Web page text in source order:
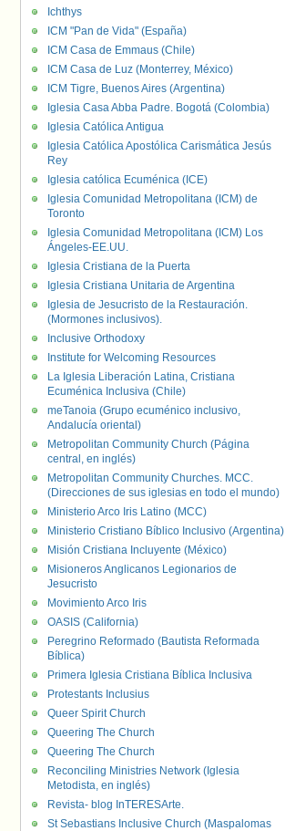
Ichthys
ICM "Pan de Vida" (España)
ICM Casa de Emmaus (Chile)
ICM Casa de Luz (Monterrey, México)
ICM Tigre, Buenos Aires (Argentina)
Iglesia Casa Abba Padre. Bogotá (Colombia)
Iglesia Católica Antigua
Iglesia Católica Apostólica Carismática Jesús
Rey
Iglesia católica Ecuménica (ICE)
Iglesia Comunidad Metropolitana (ICM) de
Toronto
Iglesia Comunidad Metropolitana (ICM) Los
Ángeles-EE.UU.
Iglesia Cristiana de la Puerta
Iglesia Cristiana Unitaria de Argentina
Iglesia de Jesucristo de la Restauración.
(Mormones inclusivos).
Inclusive Orthodoxy
Institute for Welcoming Resources
La Iglesia Liberación Latina, Cristiana
Ecuménica Inclusiva (Chile)
meTanoia (Grupo ecuménico inclusivo,
Andalucía oriental)
Metropolitan Community Church (Página
central, en inglés)
Metropolitan Community Churches. MCC.
(Direcciones de sus iglesias en todo el mundo)
Ministerio Arco Iris Latino (MCC)
Ministerio Cristiano Bíblico Inclusivo (Argentina)
Misión Cristiana Incluyente (México)
Misioneros Anglicanos Legionarios de
Jesucristo
Movimiento Arco Iris
OASIS (California)
Peregrino Reformado (Bautista Reformada
Bíblica)
Primera Iglesia Cristiana Bíblica Inclusiva
Protestants Inclusius
Queer Spirit Church
Queering The Church
Queering The Church
Reconciling Ministries Network (Iglesia
Metodista, en inglés)
Revista- blog InTERESArte.
St Sebastians Inclusive Church (Maspalomas